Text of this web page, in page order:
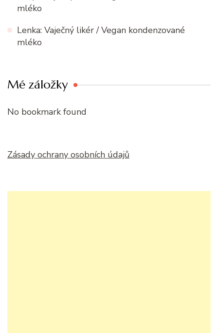
mléko
Lenka: Vaječný likér / Vegan kondenzované
mléko
Mé záložky
No bookmark found
Zásady ochrany osobních údajů